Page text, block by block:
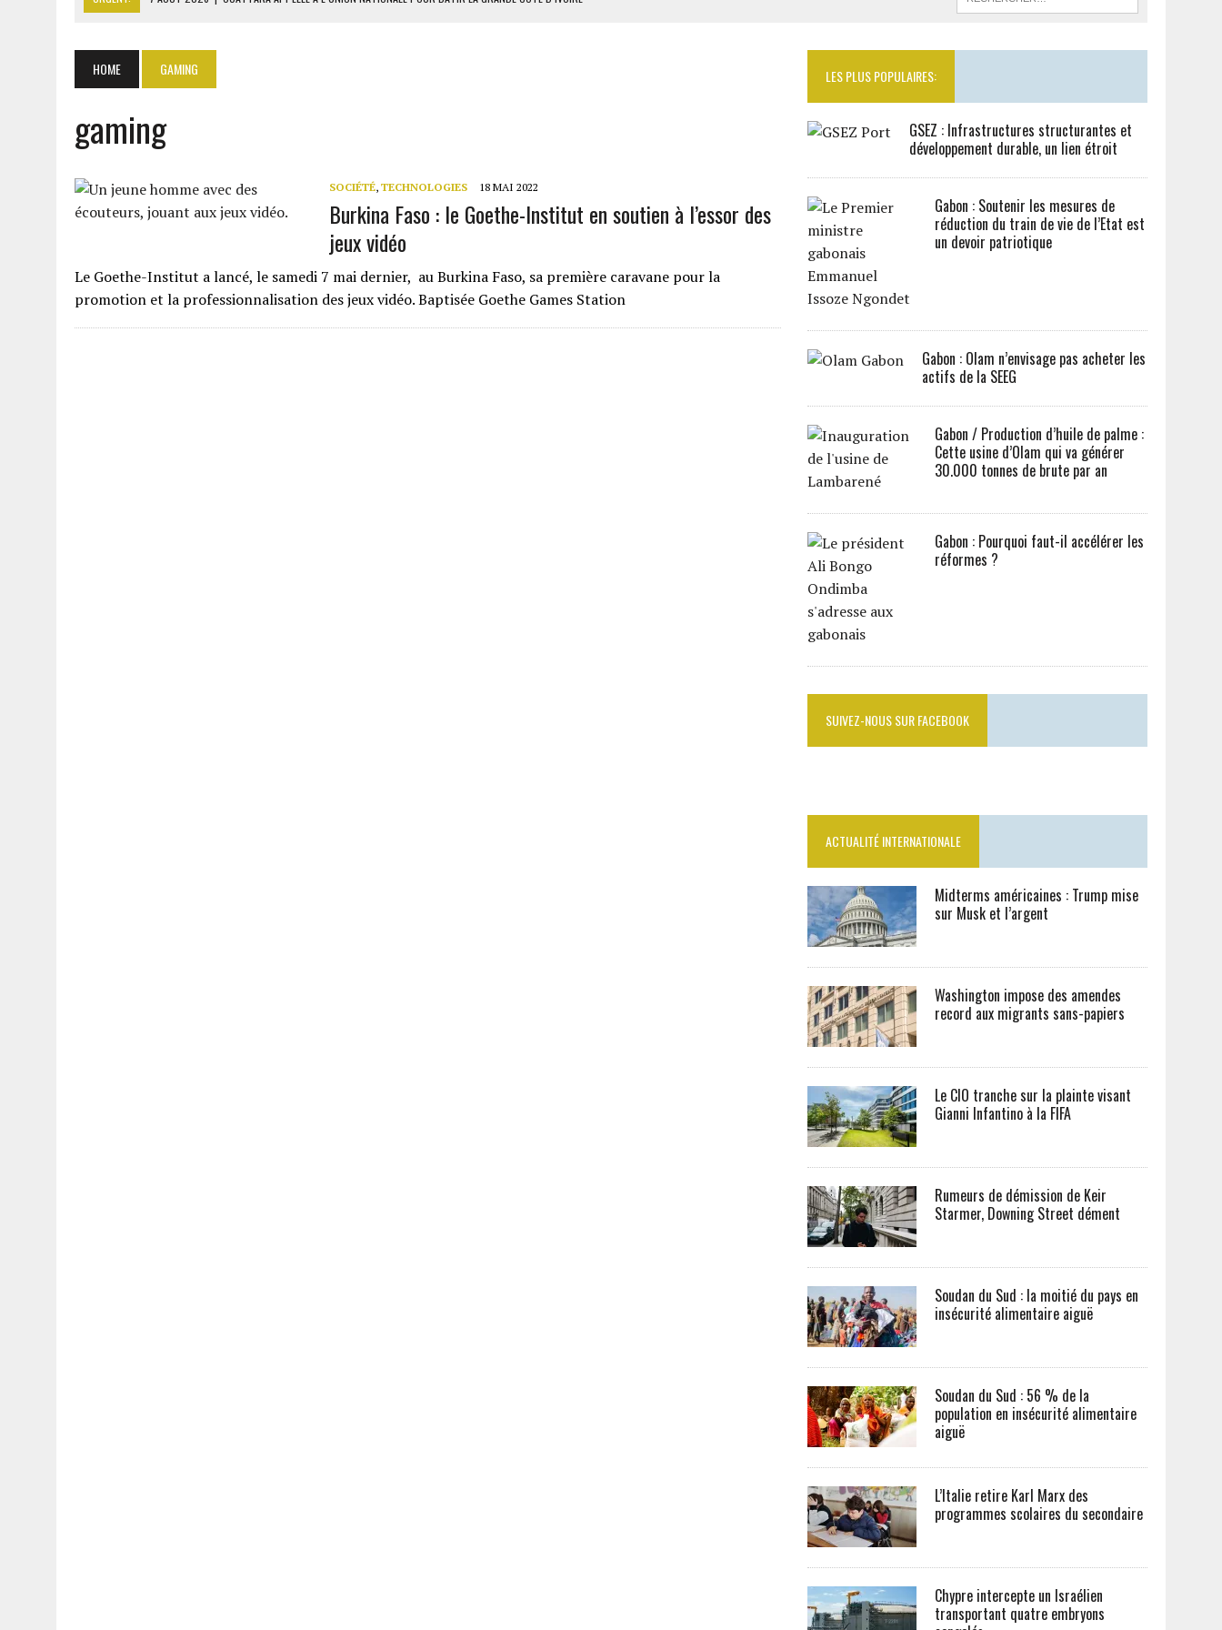
7 AOÛT 2026 | LE PREMIER MINISTRE GUINÉEN SALUE LE MODÈLE IVOIRIEN DE DÉVELOPPEMENT
7 AOÛT 2026
HOME GAMING
gaming
SOCIÉTÉ, TECHNOLOGIES 18 MAI 2022
Burkina Faso : le Goethe-Institut en soutien à l’essor des
jeux vidéo
Le Goethe-Institut a lancé, le samedi 7 mai dernier, au Burkina Faso, sa première caravane pour la
promotion et la professionnalisation des jeux vidéo. Baptisée Goethe Games Station
LES PLUS POPULAIRES:
GSEZ : Infrastructures structurantes et
développement durable, un lien étroit
Gabon : Soutenir les mesures de
réduction du train de vie de l’Etat est
un devoir patriotique
Gabon : Olam n’envisage pas acheter les
actifs de la SEEG
Gabon / Production d’huile de palme :
Cette usine d’Olam qui va générer
30.000 tonnes de brute par an
Gabon : Pourquoi faut-il accélérer les
réformes ?
SUIVEZ-NOUS SUR FACEBOOK
ACTUALITÉ INTERNATIONALE
Midterms américaines : Trump mise
sur Musk et l’argent
Washington impose des amendes
record aux migrants sans-papiers
Le CIO tranche sur la plainte visant
Gianni Infantino à la FIFA
Rumeurs de démission de Keir
Starmer, Downing Street dément
Soudan du Sud : la moitié du pays en
insécurité alimentaire aiguë
Soudan du Sud : 56 % de la
population en insécurité alimentaire
aiguë
L’Italie retire Karl Marx des
programmes scolaires du secondaire
Chypre intercepte un Israélien
transportant quatre embryons